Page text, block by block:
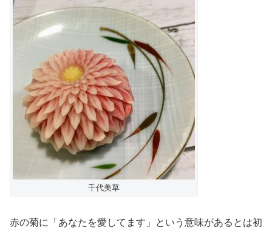
千代美草
赤の菊に「あなたを愛してます」という意味があるとは初